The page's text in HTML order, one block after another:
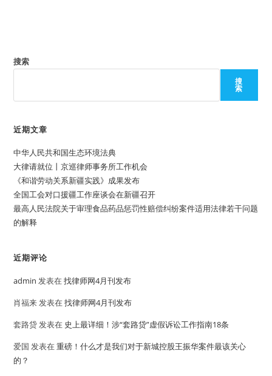
搜索
搜
索
近期文章
中华人民共和国生态环境法典
大律请就位丨京巡律师事务所工作机会
《和谐劳动关系新疆实践》成果发布
全国工会对口援疆工作座谈会在新疆召开
最高人民法院关于审理食品药品惩罚性赔偿纠纷案件适用法律若干问题
的解释
近期评论
admin 发表在找律师网4月刊发布
肖福来发表在找律师网4月刊发布
套路贷发表在 史上最详细！涉“套路贷”虚假诉讼工作指南18条
爱国 发表在重磅！什么才是我们对于新城控股王振华案件最该关心
的？